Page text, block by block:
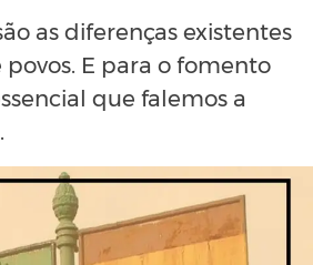
as diferenças existentes
povos. E para o fomento
que falemos a